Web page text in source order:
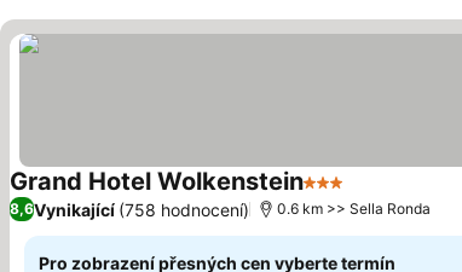
Grand Hotel Wolkenstein3 Počet hvězdiček
8,6Vynikající (758 hodnocení) 0.6 km >> Sella Ronda
Pro zobrazení přesných cen vyberte termín